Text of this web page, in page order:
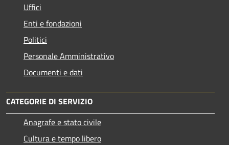
Uffici
Enti e fondazioni
Politici
Personale Amministrativo
Documenti e dati
CATEGORIE DI SERVIZIO
Anagrafe e stato civile
Cultura e tempo libero